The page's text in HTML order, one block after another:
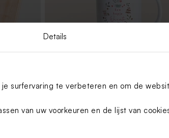
Details
surfervaring te verbeteren en om de
van uw voorkeuren en de lijst van
Gepersonaliseerde theemok met
illustraties en naam, thee en